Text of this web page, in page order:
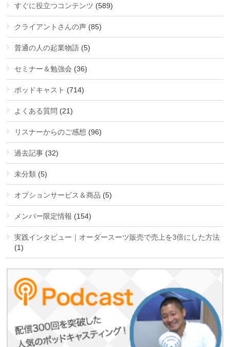
すぐに役立つコンテンツ (589)
クライアントさんの声 (85)
普通の人の起業物語 (5)
セミナー＆勉強会 (36)
ポッドキャスト (714)
よくある質問 (21)
リスナーからのご感想 (96)
過去記事 (32)
未分類 (5)
オプションサービス＆商品 (5)
メンバー限定情報 (154)
実践インタビュー｜オーダースーツ販売で売上を3倍にした方法
(1)